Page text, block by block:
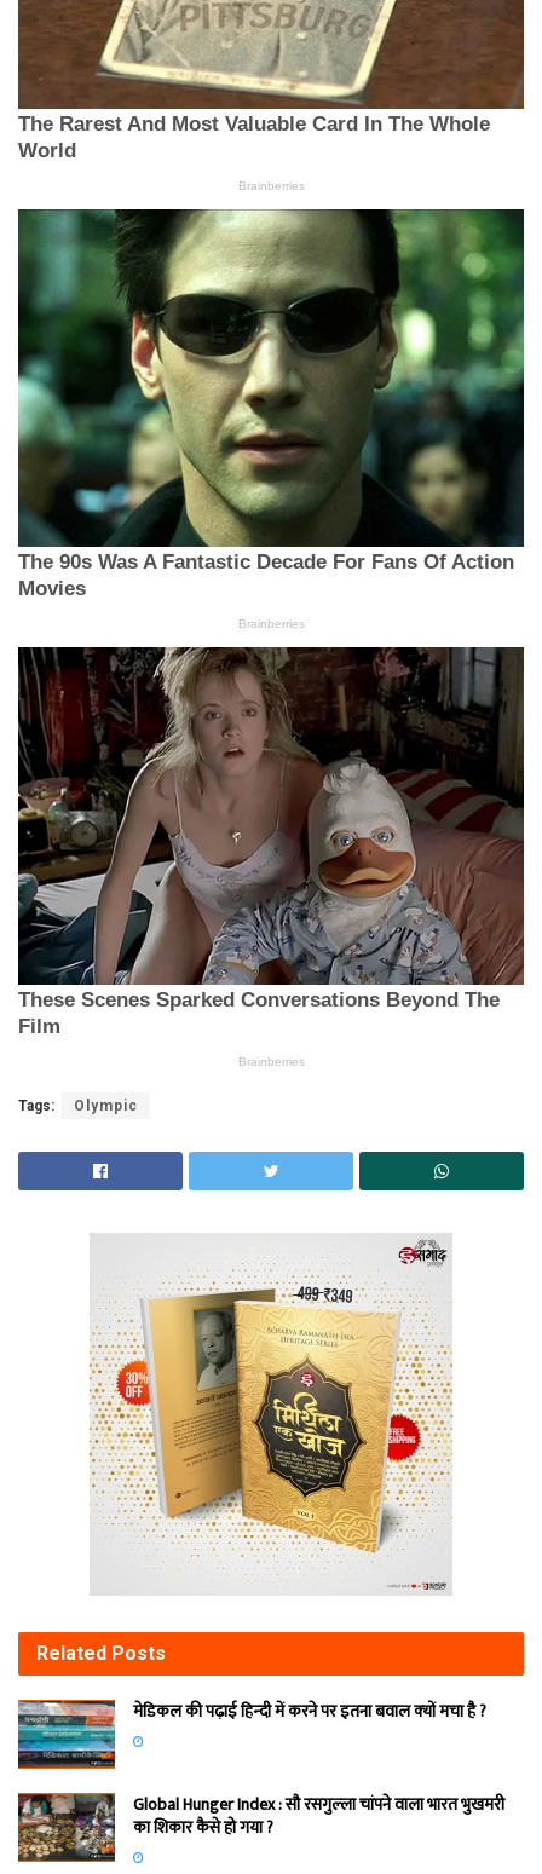
Tags: Olympic
Related Posts
मेडिकल की पढ़ाई हिन्‍दी में करने पर इतना बवाल क्‍यों मचा है ?
Global Hunger Index : सौ रसगुल्‍ला चांपने वाला भारत भुखमरी
का शिकार कैसे हो गया ?